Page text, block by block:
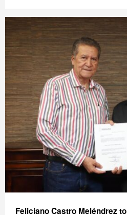
Feliciano Castro Meléndrez